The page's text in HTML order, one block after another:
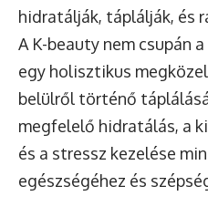
hidratálják, táplálják, és
A K-beauty nem csupán
egy holisztikus
belülről történő
megfelelő hidratálás, a
és a stressz kezelése
egészségéhez és